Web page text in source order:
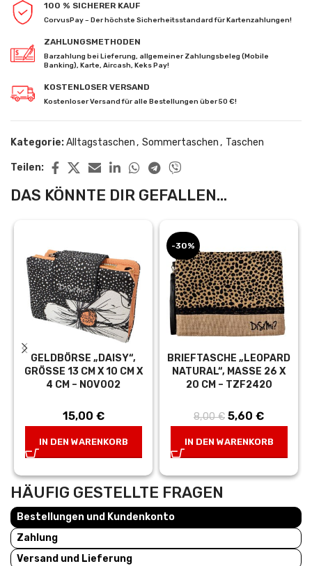
100 % SICHERER KAUF
CorvusPay – Der höchste Sicherheitsstandard für Kartenzahlungen!
ZAHLUNGSMETHODEN
Barzahlung bei Lieferung, allgemeiner Zahlungsbeleg (Mobile
Banking), Karte, Aircash, Keks Pay!
KOSTENLOSER VERSAND
Kostenloser Versand für alle Bestellungen über 50 €!
Kategorie:Alltagstaschen, Sommertaschen, Taschen
Teilen:
DAS KÖNNTE DIR GEFALLEN...
GELDBÖRSE „DAISY“,
GRÖSSE 13 CM X 10 CM X 4
CM – NOV002
15,00 €
IN DEN WARENKORB
-30%
BRIEFTASCHE „LEOPARD
NATURAL“, MASSE 26 X 2
0 CM – TZF2420
8,00€ Ursprünglicher
8,00 €
5,60 €
5,60 €.
IN DEN WARENKORB
HÄUFIG GESTELLTE FRAGEN
Bestellungen und Kundenkonto
Zahlung
Versand und Lieferung